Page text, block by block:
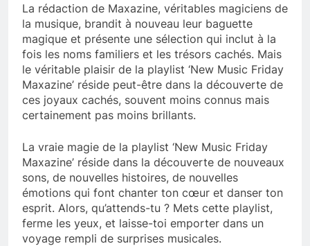
La rédaction de Maxazine, véritables magiciens de
la musique, brandit à nouveau leur baguette
magique et présente une sélection qui inclut à la
fois les noms familiers et les trésors cachés. Mais
le véritable plaisir de la playlist ‘New Music Friday
Maxazine’ réside peut-être dans la découverte de
ces joyaux cachés, souvent moins connus mais
certainement pas moins brillants.
La vraie magie de la playlist ‘New Music Friday
Maxazine’ réside dans la découverte de nouveaux
sons, de nouvelles histoires, de nouvelles
émotions qui font chanter ton cœur et danser ton
esprit. Alors, qu’attends-tu ? Mets cette playlist,
ferme les yeux, et laisse-toi emporter dans un
voyage rempli de surprises musicales.